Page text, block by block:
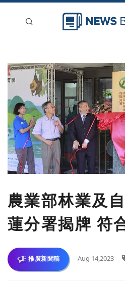
新聞稿分類
登入
刊登
農業部林業及
蓮分署揭牌 符
推廣新聞稿 Aug 14,2023